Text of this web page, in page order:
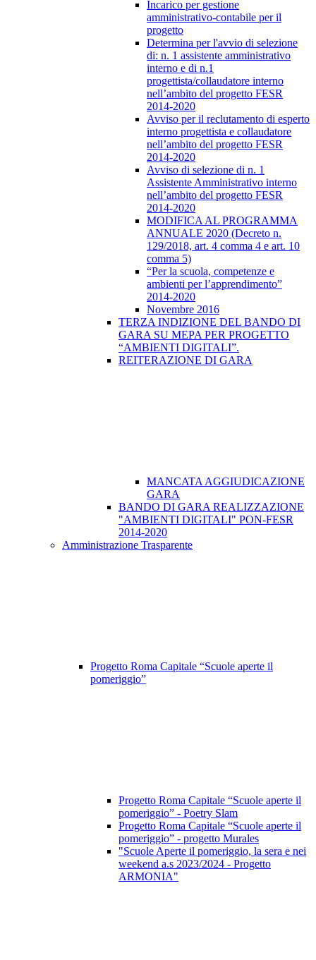
Incarico per gestione
amministrativo-contabile per il
progetto
Determina per l'avvio di selezione
di: n. 1 assistente amministrativo
interno e di n.1
progettista/collaudatore interno
nell’ambito del progetto FESR
2014-2020
Avviso per il reclutamento di esperto
interno progettista e collaudatore
nell’ambito del progetto FESR
2014-2020
Avviso di selezione di n. 1
Assistente Amministrativo interno
nell’ambito del progetto FESR
2014-2020
MODIFICA AL PROGRAMMA
ANNUALE 2020 (Decreto n.
129/2018, art. 4 comma 4 e art. 10
comma 5)
“Per la scuola, competenze e
ambienti per l’apprendimento”
2014-2020
Novembre 2016
TERZA INDIZIONE DEL BANDO DI
GARA SU MEPA PER PROGETTO
“AMBIENTI DIGITALI”.
REITERAZIONE DI GARA
MANCATA AGGIUDICAZIONE
GARA
BANDO DI GARA REALIZZAZIONE
"AMBIENTI DIGITALI" PON-FESR
2014-2020
Amministrazione Trasparente
Progetto Roma Capitale “Scuole aperte il
pomeriggio”
Progetto Roma Capitale “Scuole aperte il
pomeriggio” - Poetry Slam
Progetto Roma Capitale “Scuole aperte il
pomeriggio” - progetto Murales
"Scuole Aperte il pomeriggio, la sera e nei
weekend a.s 2023/2024 - Progetto
ARMONIA"